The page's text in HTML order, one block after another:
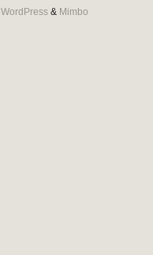
WordPress & Mimbo